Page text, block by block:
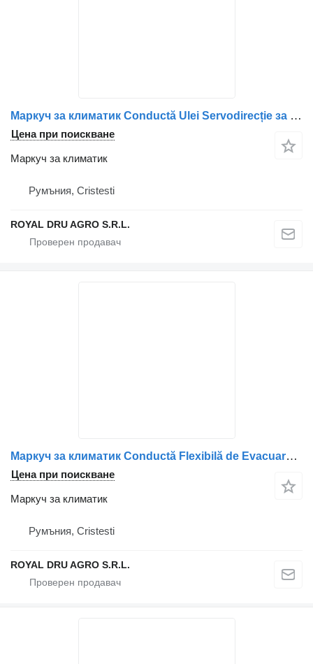
Маркуч за климатик Conductă Ulei Servodirecție за камион Scania 1790990/2130330
Цена при поискване
Маркуч за климатик
Румъния, Cristesti
ROYAL DRU AGRO S.R.L.
Маркуч за климатик Conductă Flexibilă de Evacuare за камион Scania 1428892/1364355/1364290
Цена при поискване
Маркуч за климатик
Румъния, Cristesti
ROYAL DRU AGRO S.R.L.